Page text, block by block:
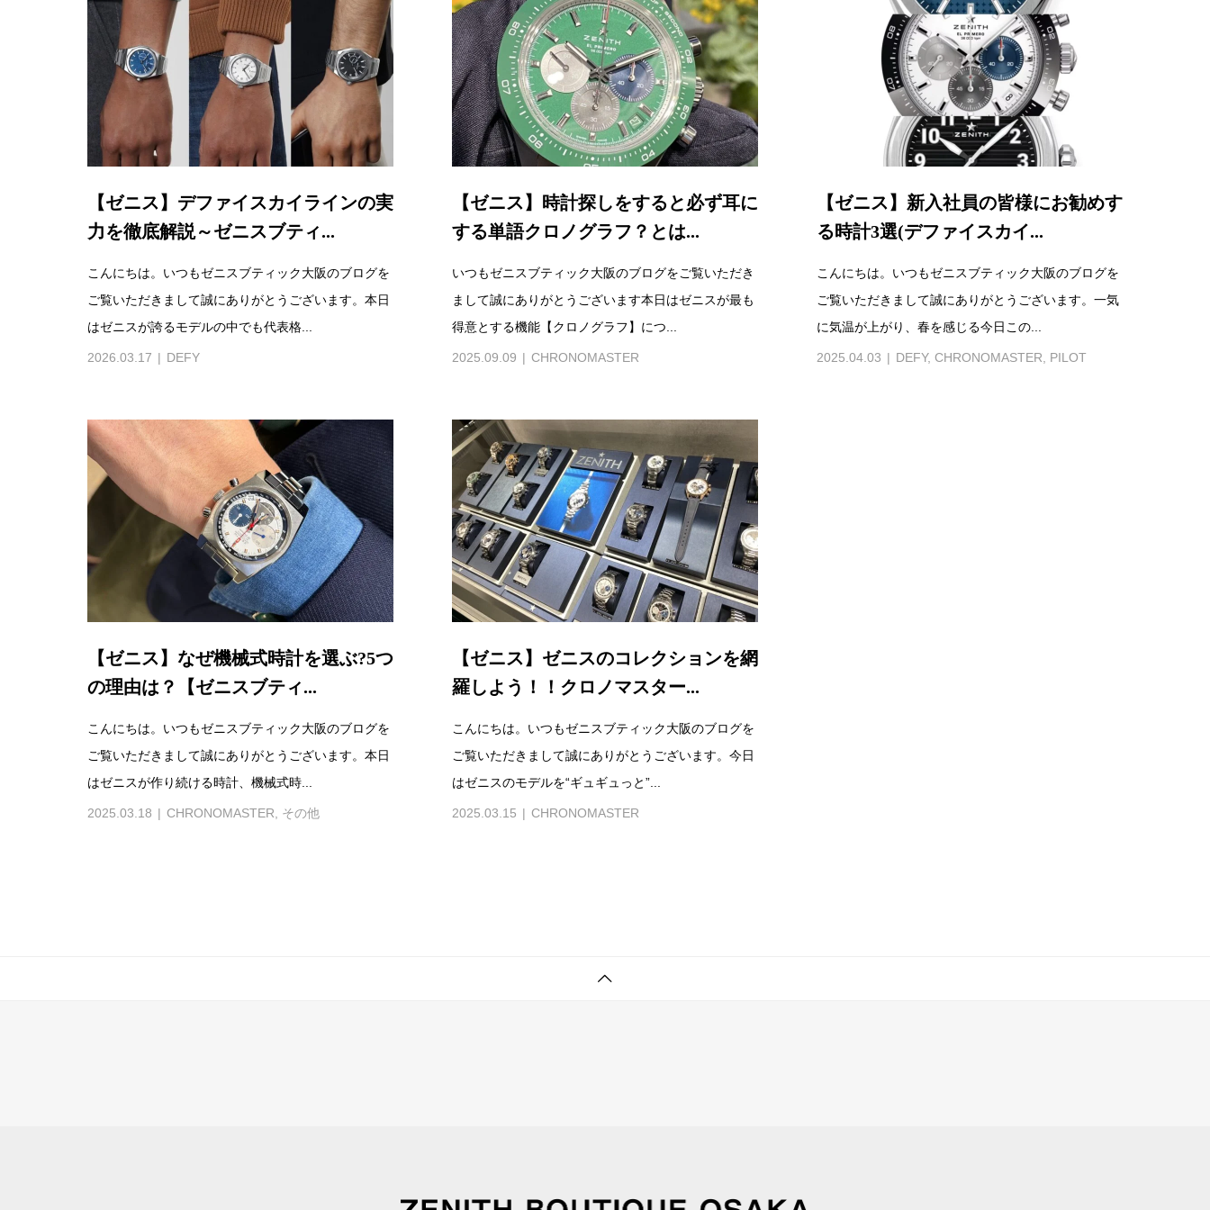
【ゼニス】デファイスカイラインの実
力を徹底解説～ゼニスブティ...
こんにちは。いつもゼニスブティック大阪のブログを
ご覧いただきまして誠にありがとうございます。本日
はゼニスが誇るモデルの中でも代表格...
2026.03.17 DEFY
【ゼニス】時計探しをすると必ず耳に
する単語クロノグラフ？とは...
いつもゼニスブティック大阪のブログをご覧いただき
まして誠にありがとうございます本日はゼニスが最も
得意とする機能【クロノグラフ】につ...
2025.09.09 CHRONOMASTER
【ゼニス】新入社員の皆様にお勧めす
る時計3選(デファイスカイ...
こんにちは。いつもゼニスブティック大阪のブログを
ご覧いただきまして誠にありがとうございます。一気
に気温が上がり、春を感じる今日この...
2025.04.03 DEFY, CHRONOMASTER PILOT
【ゼニス】なぜ機械式時計を選ぶ?5つ
の理由は？【ゼニスブティ...
こんにちは。いつもゼニスブティック大阪のブログを
ご覧いただきまして誠にありがとうございます。本日
はゼニスが作り続ける時計、機械式時...
2025.03.18 CHRONOMASTER その他
【ゼニス】ゼニスのコレクションを網
羅しよう！！クロノマスター...
こんにちは。いつもゼニスブティック大阪のブログを
ご覧いただきまして誠にありがとうございます。今日
はゼニスのモデルを“ギュギュっと”...
2025.03.15 CHRONOMASTER